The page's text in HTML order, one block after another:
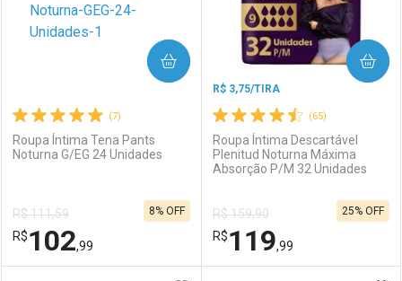
Comprar sem Desconto
Por R$ 115,49/cada
Comprar sem Desconto
Por R$ 115,49/cada
Ativar Desconto
Comprar sem Desconto
Por R$ 113,99/cada
Comprar sem Desconto
Por R$ 113,99/cada
(7)
Roupa Íntima Tena Pants
Noturna G/EG 24 Unidades
R$ 111,59
R$102,99
8% OFF
COMPRAR
(65)
R$ 3,75/TIRA
Roupa Íntima Descartável
Plenitud Noturna Máxima
Absorção P/M 32 Unidades
R$ 159,90
R$119,99
25% OFF
COMPRAR